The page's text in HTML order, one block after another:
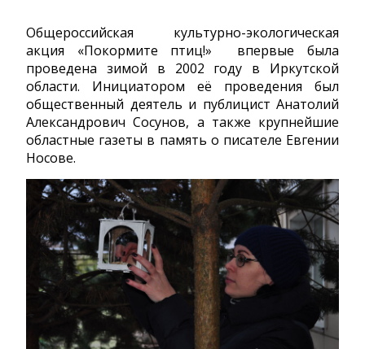
Общероссийская культурно-экологическая
акция «Покормите птиц!» впервые была
проведена зимой в 2002 году в Иркутской
области. Инициатором её проведения был
общественный деятель и публицист Анатолий
Александрович Сосунов, а также крупнейшие
областные газеты в память о писателе Евгении
Носове.